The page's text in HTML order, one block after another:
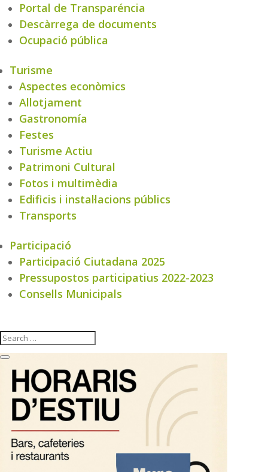
Portal de Transparéncia
Descàrrega de documents
Ocupació pública
Turisme
Aspectes econòmics
Allotjament
Gastronomía
Festes
Turisme Actiu
Patrimoni Cultural
Fotos i multimèdia
Edificis i instal·lacions públics
Transports
Participació
Participació Ciutadana 2025
Pressupostos participatius 2022-2023
Consells Municipals